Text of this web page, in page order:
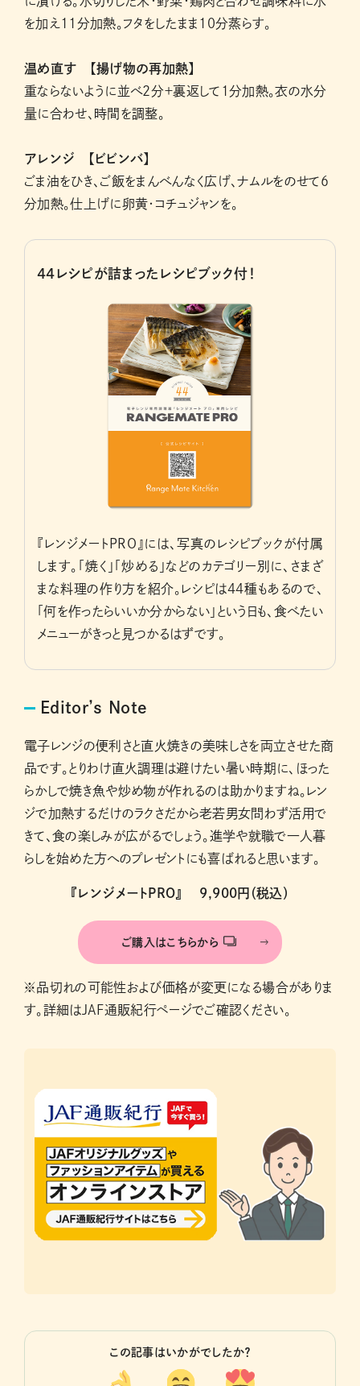
を加え11分加熱。フタをしたまま10分蒸らす。
温め直す 【揚げ物の再加熱】
重ならないように並べ2分＋裏返して1分加熱。衣の水分
量に合わせ、時間を調整。
アレンジ 【ビビンバ】
ごま油をひき、ご飯をまんべんなく広げ、ナムルをのせて6
分加熱。仕上げに卵黄・コチュジャンを。
44レシピが詰まったレシピブック付！
『レンジメートPRO』には、写真のレシピブックが付属
します。「焼く」「炒める」などのカテゴリー別に、さまざ
まな料理の作り方を紹介。レシピは44種もあるので、
「何を作ったらいいか分からない」という日も、食べたい
メニューがきっと見つかるはずです。
Editor’s Note
電子レンジの便利さと直火焼きの美味しさを両立させた商
品です。とりわけ直火調理は避けたい暑い時期に、ほった
らかしで焼き魚や炒め物が作れるのは助かりますね。レン
ジで加熱するだけのラクさだから老若男女問わず活用で
きて、食の楽しみが広がるでしょう。進学や就職で一人暮
らしを始めた方へのプレゼントにも喜ばれると思います。
『レンジメートPRO』 9,900円（税込）
ご購入はこちらから
※品切れの可能性および価格が変更になる場合がありま
す。詳細はJAF通販紀行ページでご確認ください。
この記事はいかがでしたか？